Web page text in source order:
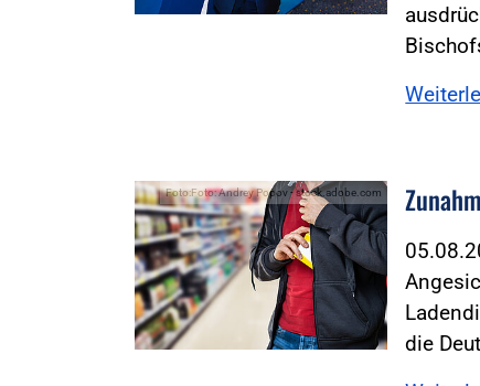
Foto:Foto: Andrey Popov - stock.adobe.com
die